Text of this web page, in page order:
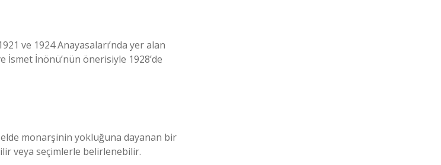
ve 1924 Anayasaları’nda yer alan
İsmet İnönü’nün önerisiyle 1928’de
monarşinin yokluğuna dayanan bir
veya seçimlerle belirlenebilir.